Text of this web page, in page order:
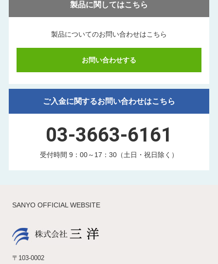
製品に関してはこちら
製品についてのお問い合わせはこちら
お問い合わせする
ご入金に関するお問い合わせはこちら
03-3663-6161
受付時間 9：00～17：30（土日・祝日除く）
SANYO OFFICIAL WEBSITE
〒103-0002